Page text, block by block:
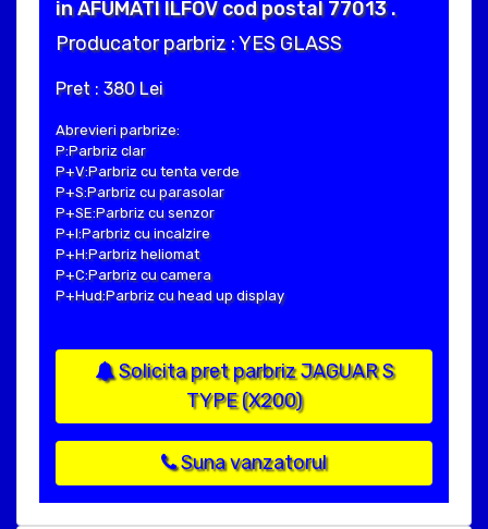
in AFUMATI ILFOV cod postal 77013 .
Producator parbriz : YES GLASS
Pret : 380 Lei
Abrevieri parbrize:
P:Parbriz clar
P+V:Parbriz cu tenta verde
P+S:Parbriz cu parasolar
P+SE:Parbriz cu senzor
P+I:Parbriz cu incalzire
P+H:Parbriz heliomat
P+C:Parbriz cu camera
P+Hud:Parbriz cu head up display
Solicita pret parbriz JAGUAR S
TYPE (X200)
Suna vanzatorul